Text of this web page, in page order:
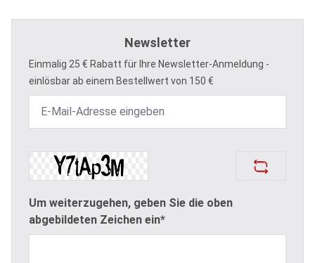
Newsletter
Einmalig 25 € Rabatt für Ihre Newsletter-Anmeldung -
einlösbar ab einem Bestellwert von 150 €
Um weiterzugehen, geben Sie die oben
abgebildeten Zeichen ein*